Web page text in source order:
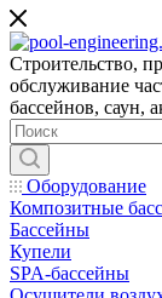
Строительство,
обслуживание
бассейнов, саун,
Оборудование
Композитные
Бассейны
Купели
SPA-бассейны